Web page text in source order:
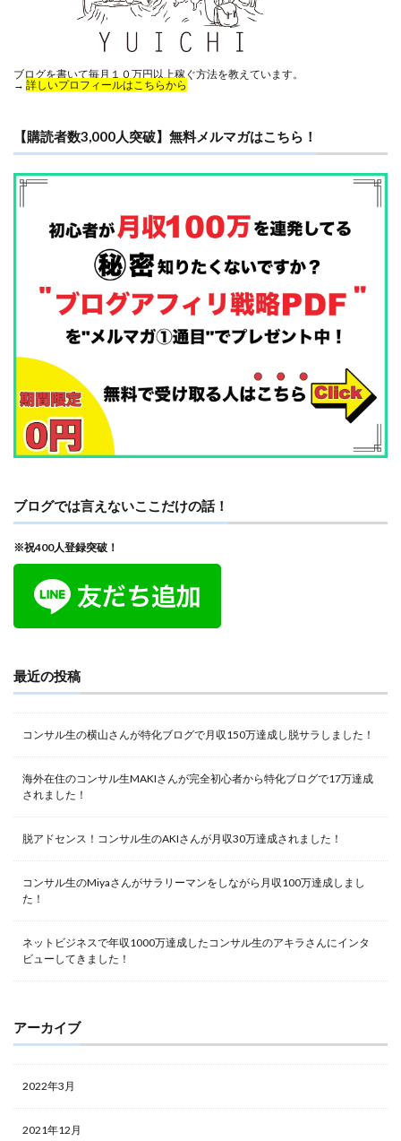
ブログを書いて毎月１０万円以上稼ぐ方法を教えています。
→ 詳しいプロフィールはこちらから
【購読者数3,000人突破】無料メルマガはこちら！
ブログでは言えないここだけの話！
※祝400人登録突破！
最近の投稿
コンサル生の横山さんが特化ブログで月収150万達成し脱サラしました！
海外在住のコンサル生MAKIさんが完全初心者から特化ブログで17万達成
されました！
脱アドセンス！コンサル生のAKIさんが月収30万達成されました！
コンサル生のMiyaさんがサラリーマンをしながら月収100万達成しまし
た！
ネットビジネスで年収1000万達成したコンサル生のアキラさんにインタ
ビューしてきました！
アーカイブ
2022年3月
2021年12月